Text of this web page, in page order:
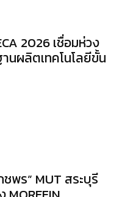
2026 เชื่อมห่วง
นผลิตเทคโนโลยีขั้น
พร” MUT สระบุรี